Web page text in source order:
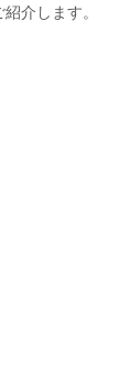
介します。